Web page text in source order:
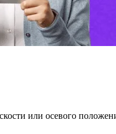
или осевого